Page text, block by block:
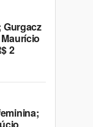
Gurgacz
2